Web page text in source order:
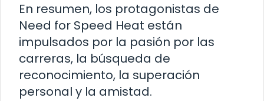
En resumen, los protagonistas de
Need for Speed Heat están
impulsados por la pasión por las
carreras, la búsqueda de
reconocimiento, la superación
personal y la amistad.